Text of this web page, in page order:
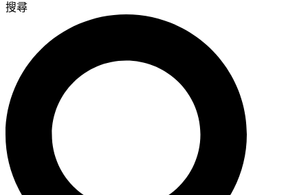
搜尋